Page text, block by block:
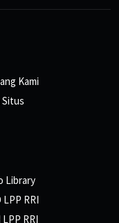
Kami
Library
LPP RRI
RRI